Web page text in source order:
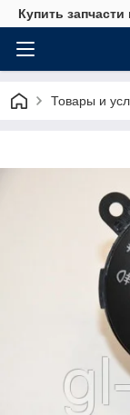
Купить запчасти
Товары и